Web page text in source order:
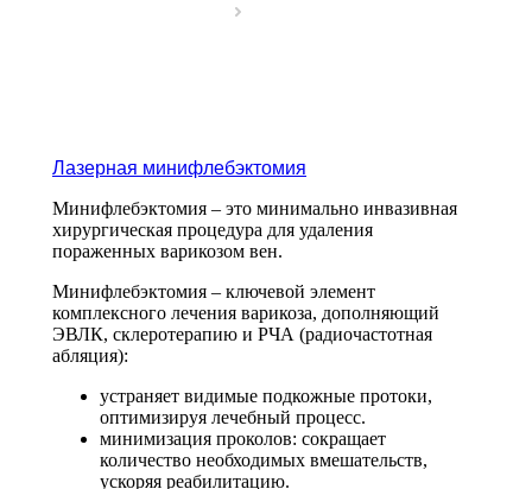
Лазерная минифлебэктомия
Минифлебэктомия – это минимально инвазивная
хирургическая процедура для удаления
пораженных варикозом вен.
Минифлебэктомия – ключевой элемент
комплексного лечения варикоза, дополняющий
ЭВЛК, склеротерапию и РЧА (радиочастотная
абляция):
устраняет видимые подкожные протоки,
оптимизируя лечебный процесс.
минимизация проколов: сокращает
количество необходимых вмешательств,
ускоряя реабилитацию.